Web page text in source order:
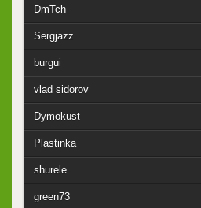
DmTch
Sergjazz
burgui
vlad sidorov
Dymokust
Plastinka
shurele
green73